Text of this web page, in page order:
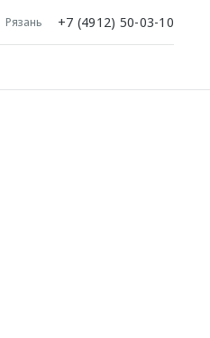
Рязань +7 (4912) 50-03-10